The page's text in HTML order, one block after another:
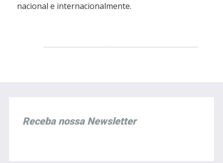
nacional e internacionalmente.
Receba nossa Newsletter